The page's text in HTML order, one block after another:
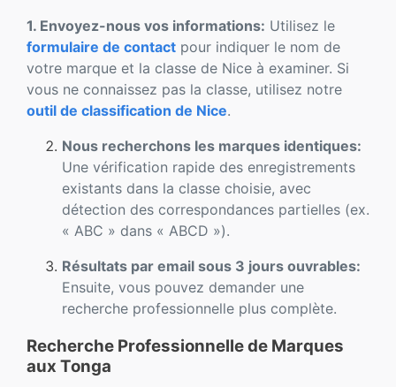
1. Envoyez-nous vos informations: Utilisez le
formulaire de contact pour indiquer le nom de
votre marque et la classe de Nice à examiner. Si
vous ne connaissez pas la classe, utilisez notre
outil de classification de Nice.
Nous recherchons les marques identiques:
Une vérification rapide des enregistrements
existants dans la classe choisie, avec
détection des correspondances partielles (ex.
« ABC » dans « ABCD »).
Résultats par email sous 3 jours ouvrables:
Ensuite, vous pouvez demander une
recherche professionnelle plus complète.
Recherche Professionnelle de Marques
aux Tonga